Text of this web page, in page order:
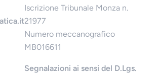
Iscrizione Tribunale Monza n.
21977
Numero meccanografico
MB016611
Segnalazioni ai sensi del D.Lgs.